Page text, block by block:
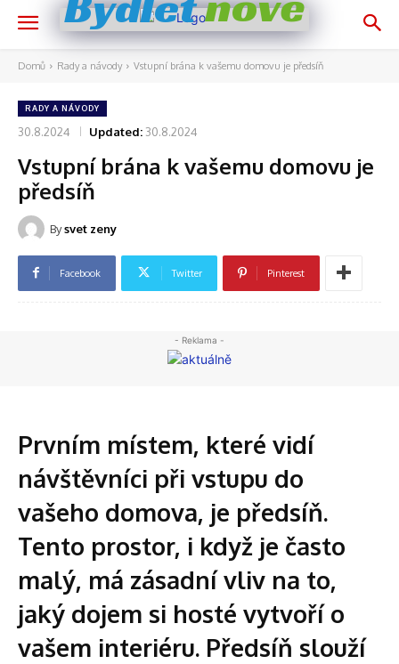
Domů Rady a návody Vstupní brána k vašemu domovu je předsíň
RADY A NÁVODY
30.8.2024 Updated: 30.8.2024
Vstupní brána k vašemu domovu je
předsíň
Bysvet zeny
Facebook Twitter Pinterest
- Reklama -
Prvním místem, které vidí
návštěvníci při vstupu do
vašeho domova, je předsíň.
Tento prostor, i když je často
malý, má zásadní vliv na to,
jaký dojem si hosté vytvoří o
vašem interiéru. Předsíň slouží